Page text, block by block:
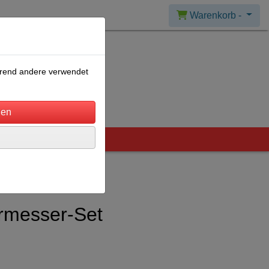
Warenkorb -
Set
andere verwendet